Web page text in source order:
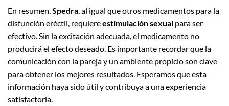
En resumen, Spedra , al igual que otros medicamentos para la
disfunción eréctil, requiereestimulación sexual para ser
efectivo. Sin la excitación adecuada, el medicamento no
producirá el efecto deseado. Es importante recordar que la
comunicación con la pareja y un ambiente propicio son clave
para obtener los mejores resultados. Esperamos que esta
información haya sido útil y contribuya a una experiencia
satisfactoria.